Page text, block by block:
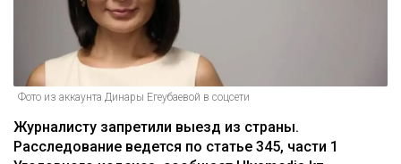
Фото из аккаунта Динары Егеубаевой в соцсети
Журналисту запретили выезд из страны.
Расследование ведется по статье 345, части 1